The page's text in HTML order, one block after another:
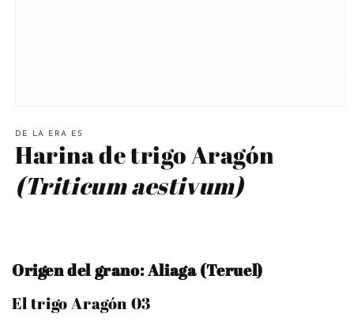
multimedia
1
en
ventana
modal
DE LA ERA ES
Harina de trigo Aragón
(Triticum aestivum)
Origen del grano: Aliaga (Teruel)
El trigo Aragón 03